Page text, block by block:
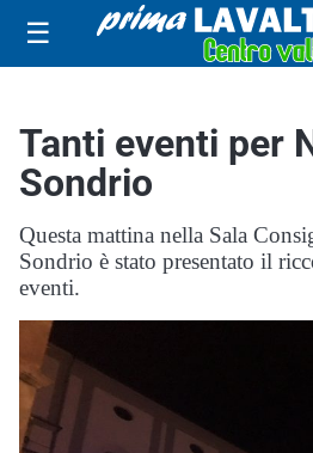
☰
Tanti eventi per
Sondrio
Questa mattina nella Sala
Sondrio è stato presentato il
eventi.